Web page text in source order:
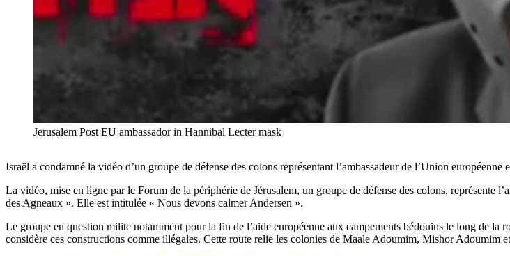
Jerusalem Post EU ambassador in Hannibal Lecter mask
Israël a condamné la vidéo d’un groupe de défense des colons représentant l’ambassadeur de l’Union européenne
La vidéo, mise en ligne par le Forum de la périphérie de Jérusalem, un groupe de défense des colons, représente
des Agneaux ». Elle est intitulée « Nous devons calmer Andersen ».
Le groupe en question milite notamment pour la fin de l’aide européenne aux campements bédouins le long de
considère ces constructions comme illégales. Cette route relie les colonies de Maale Adoumim, Mishor Adoumim